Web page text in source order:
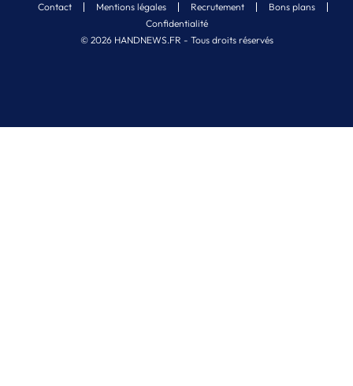
© 2026 HANDNEWS.FR - Tous droits réservés
Contact Mentions légales Recrutement
Bons plans
Confidentialité